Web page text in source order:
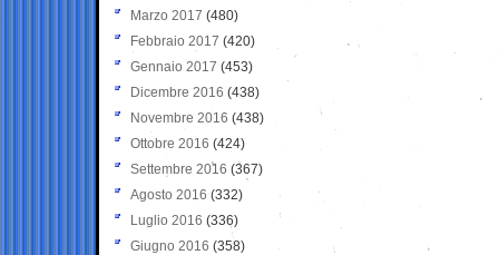
Marzo 2017 (480)
Febbraio 2017 (420)
Gennaio 2017 (453)
Dicembre 2016 (438)
Novembre 2016 (438)
Ottobre 2016 (424)
Settembre 2016 (367)
Agosto 2016 (332)
Luglio 2016 (336)
Giugno 2016 (358)